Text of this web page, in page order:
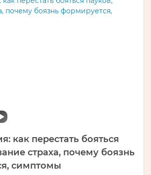
как перестать бояться
страха, почему боязнь
симптомы